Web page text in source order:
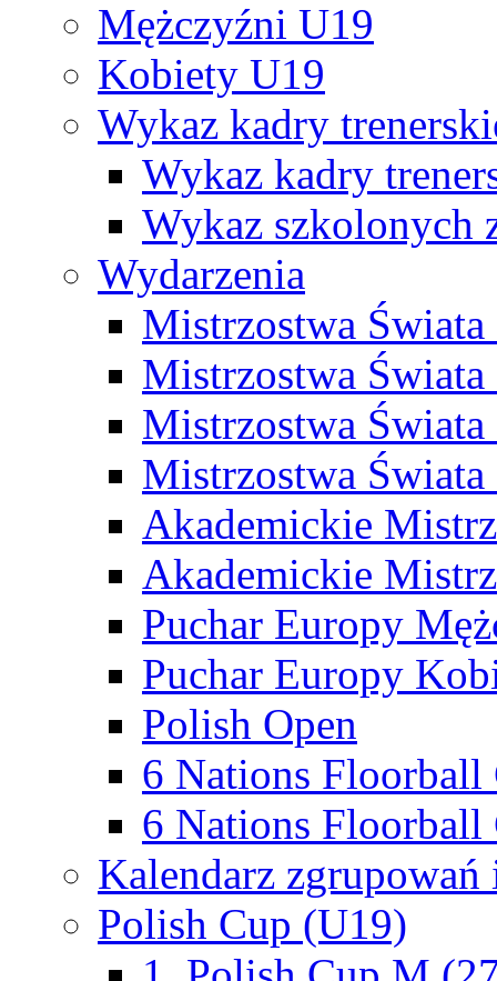
Mężczyźni U19
Kobiety U19
Wykaz kadry
Wykaz kadry
Wykaz szkolonych
Wydarzenia
Mistrzostwa
Mistrzostwa
Mistrzostwa
Mistrzostwa
Akademickie
Akademickie
Puchar Europy
Puchar Europy
Polish Open
6 Nations Floorball
6 Nations Floorball
Kalendarz
Polish Cup (U19)